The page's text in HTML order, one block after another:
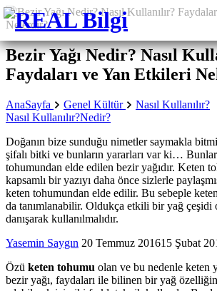
Bezir Yağı Nedir? Nasıl
Faydaları ve Yan Etkileri
AnaSayfa Genel Kültür
Nasıl Kullanılır?
Nasıl Kullanılır?Nedir?
Doğanın bize sunduğu nimetler saymakla
şifalı bitki ve bunların yararları var ki…
tohumundan elde edilen bezir yağıdır. Keten
kapsamlı bir yazıyı daha önce sizlerle
keten tohumundan elde edilir. Bu sebeple
da tanımlanabilir. Oldukça etkili bir yağ çeşidi
danışarak kullanılmalıdır.
Yasemin Saygın 20 Temmuz 201615 Şubat
Özü keten tohumu olan ve bu nedenle keten
bezir yağı, faydaları ile bilinen bir yağ